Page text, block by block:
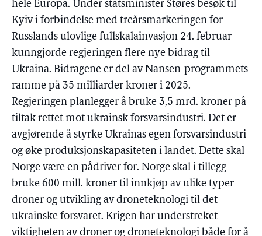
hele Europa. Under statsminister Støres besøk til
Kyiv i forbindelse med treårsmarkeringen for
Russlands ulovlige fullskalainvasjon 24. februar
kunngjorde regjeringen flere nye bidrag til
Ukraina. Bidragene er del av Nansen-programmets
ramme på 35 milliarder kroner i 2025.
Regjeringen planlegger å bruke 3,5 mrd. kroner på
tiltak rettet mot ukrainsk forsvarsindustri. Det er
avgjørende å styrke Ukrainas egen forsvarsindustri
og øke produksjonskapasiteten i landet. Dette skal
Norge være en pådriver for. Norge skal i tillegg
bruke 600 mill. kroner til innkjøp av ulike typer
droner og utvikling av droneteknologi til det
ukrainske forsvaret. Krigen har understreket
viktigheten av droner og droneteknologi både for å